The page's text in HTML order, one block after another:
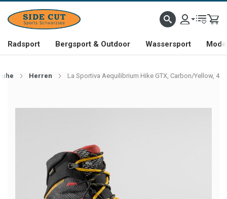
Radsport Bergsport & Outdoor Wassersport
Herren La Sportiva Aequilibrium Hike GTX, Carbon/Yellow, 4